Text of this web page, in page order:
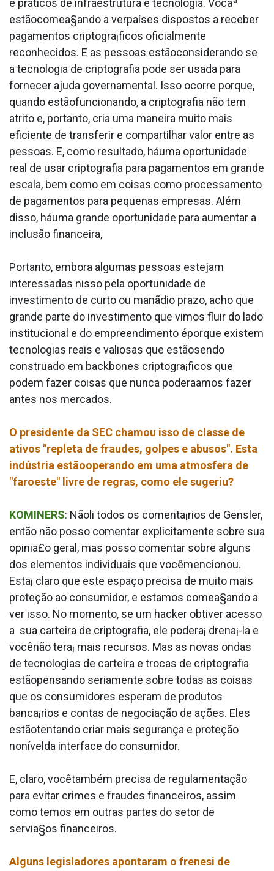
e práticos de infraestrutura e tecnologia. Vocaª
estãocomea§ando a verpaíses dispostos a receber
pagamentos criptogra¡ficos oficialmente
reconhecidos. E as pessoas estãoconsiderando se
a tecnologia de criptografia pode ser usada para
fornecer ajuda governamental. Isso ocorre porque,
quando estãofuncionando, a criptografia não tem
atrito e, portanto, cria uma maneira muito mais
eficiente de transferir e compartilhar valor entre as
pessoas. E, como resultado, háuma oportunidade
real de usar criptografia para pagamentos em grande
escala, bem como em coisas como processamento
de pagamentos para pequenas empresas. Além
disso, háuma grande oportunidade para aumentar a
inclusão financeira,
Portanto, embora algumas pessoas estejam
interessadas nisso pela oportunidade de
investimento de curto ou manãdio prazo, acho que
grande parte do investimento que vimos fluir do lado
institucional e do empreendimento éporque existem
tecnologias reais e valiosas que estãosendo
construa­do em backbones criptogra¡ficos que
podem fazer coisas que nunca podera­amos fazer
antes nos mercados.
O presidente da SEC chamou isso de classe de
ativos "repleta de fraudes, golpes e abusos". Esta
indústria estãooperando em uma atmosfera de
"faroeste" livre de regras, como ele sugeriu?
KOMINERS: Nãoli todos os comenta¡rios de Gensler,
então não posso comentar explicitamente sobre sua
opinia£o geral, mas posso comentar sobre alguns
dos elementos individuais que vocêmencionou.
Esta¡ claro que este espaço precisa de muito mais
proteção ao consumidor, e estamos comea§ando a
ver isso. No momento, se um hacker obtiver acesso
a sua carteira de criptografia, ele podera¡ drena¡-la e
vocênão tera¡ mais recursos. Mas as novas ondas
de tecnologias de carteira e trocas de criptografia
estãopensando seriamente sobre todas as coisas
que os consumidores esperam de produtos
banca¡rios e contas de negociação de ações. Eles
estãotentando criar mais segurança e proteção
nonívelda interface do consumidor.
E, claro, vocêtambém precisa de regulamentação
para evitar crimes e fraudes financeiros, assim
como temos em outras partes do setor de
servia§os financeiros.
Alguns legisladores apontaram o frenesi de